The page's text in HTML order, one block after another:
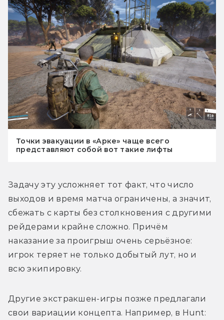
Точки эвакуации в «Арке» чаще всего
представляют собой вот такие лифты
Задачу эту усложняет тот факт, что число
выходов и время матча ограничены, а значит,
сбежать с карты без столкновения с другими
рейдерами крайне сложно. Причём
наказание за проигрыш очень серьёзное:
игрок теряет не только добытый лут, но и
всю экипировку.
Другие экстракшен-игры позже предлагали
свои вариации концепта. Например, в Hunt: